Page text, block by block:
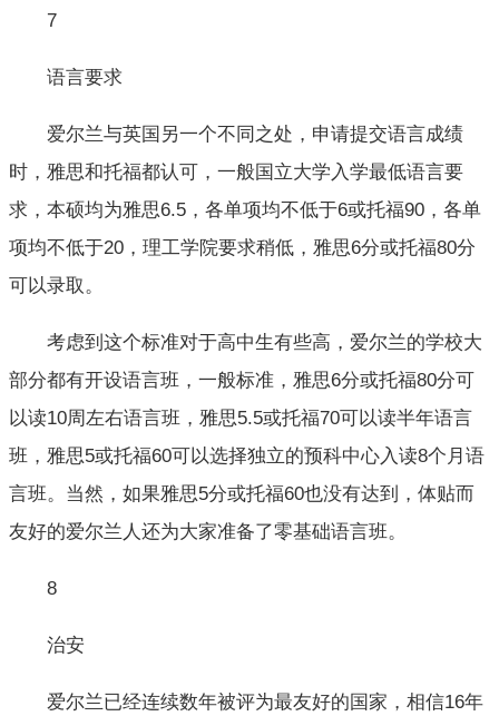
7
语言要求
爱尔兰与英国另一个不同之处，申请提交语言成绩
时，雅思和托福都认可，一般国立大学入学最低语言要
求，本硕均为雅思6.5，各单项均不低于6或托福90，各单
项均不低于20，理工学院要求稍低，雅思6分或托福80分
可以录取。
考虑到这个标准对于高中生有些高，爱尔兰的学校大
部分都有开设语言班，一般标准，雅思6分或托福80分可
以读10周左右语言班，雅思5.5或托福70可以读半年语言
班，雅思5或托福60可以选择独立的预科中心入读8个月语
言班。当然，如果雅思5分或托福60也没有达到，体贴而
友好的爱尔兰人还为大家准备了零基础语言班。
8
治安
爱尔兰已经连续数年被评为最友好的国家，相信16年